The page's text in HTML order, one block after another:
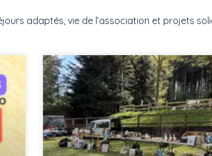
adaptés, vie de l’association et projets